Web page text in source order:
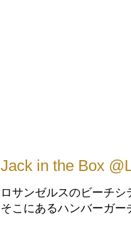
Jack in the Box
ロサンゼルスのビーチ
そこにあるハンバーガ